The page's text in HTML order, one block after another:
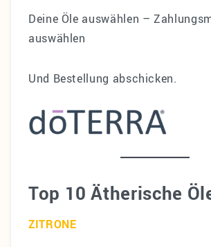
Deine Öle auswählen –
auswählen
Und Bestellung abschicken.
Top 10 Ätherische
ZITRONE